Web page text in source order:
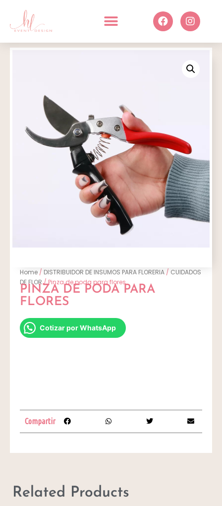
Home / DISTRIBUIDOR DE INSUMOS PARA FLORERIA / CUIDADOS
DE FLOR/ Pinza de poda para flores
PINZA DE PODA PARA
FLORES
Cotizar por WhatsApp
Compartir
Related Products